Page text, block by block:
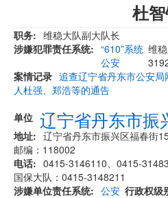
杜
职务
维稳大队副大队长
涉嫌犯罪责任系统
“610”系统
公安
维
案情记录 追查辽宁省丹东市公安
人杜强、郑浩等的通告
单位 辽宁省丹东市振
地址
辽宁省丹东市振兴区福春街
邮编：118002
电话
0415-3146110、0415-
国保大队：0415-3148211
涉嫌单位责任系统
公安 行政权级